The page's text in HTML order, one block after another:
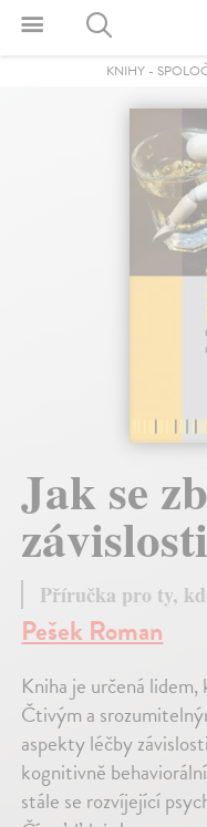
KNIHY-
Jak se
Příručka pro ty,
Pešek Roman
Kniha je určená
Čtivým a
aspekty léčby
kognitivně
stále se rozvíjející